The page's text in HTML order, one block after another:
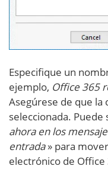
Especifique un
ejemplo, Office 365
Asegúrese de que la
seleccionada. Puede
ahora en los
entrada» para
electrónico de